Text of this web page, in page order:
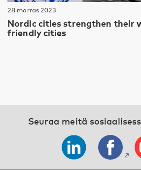
28 marras 2023
Nordic cities strengthen their
friendly cities
Seuraa meitä